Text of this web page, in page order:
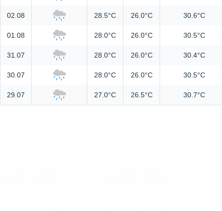
02.08 28.5°C 26.0°C 30.6°C
01.08 28.0°C 26.0°C 30.5°C
31.07 28.0°C 26.0°C 30.4°C
30.07 28.0°C 26.0°C 30.5°C
29.07 27.0°C 26.5°C 30.7°C